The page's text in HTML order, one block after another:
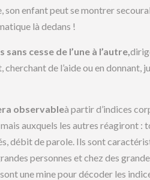
son enfant peut se montrer
là dedans !
sans cesse de l’une à l’autre,
de l’aide ou en donnant,
observableà partir d’indices
auxquels les autres réagiront :
débit de parole. Ils sont
personnes et chez des
une mine pour décoder les